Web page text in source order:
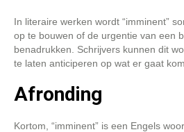
In literaire werken wordt “imminent”
op te bouwen of de urgentie van een
benadrukken. Schrijvers kunnen dit
te laten anticiperen op wat er gaat
Afronding
Kortom, “imminent” is een Engels